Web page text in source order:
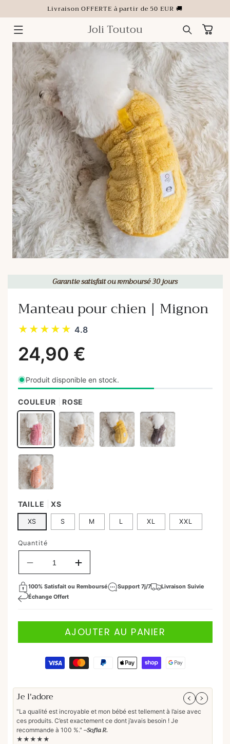
AU
CONTENU
Livraison OFFERTE à partir de 50 EUR 🚚
Joli Toutou Panier
AUX
Garantie satisfait ou remboursé 30 jours
Manteau pour chien | Mignon
★★★★★ 4.8
Prix
habituel
24,90 €
Produit disponible en stock.
COULEUR ROSE
TAILLE XS
XS S M L XL XXL
Quantité
Réduire
la
quantité
de
Mignon
Augmenter
la
quantité
|
Mignon
100% Satisfait ou Remboursé Support 7j/7
Livraison Suivie
Échange Offert
AJOUTER AU PANIER
Je l'adore
"La qualité est incroyable et mon bébé est tellement à l’aise avec
ces produits. C’est exactement ce dont j’avais besoin ! Je
recommande à 100 %." –Sofia R.
★★★★★